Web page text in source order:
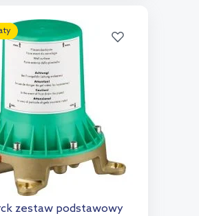
Dodaj do porównania
zestaw podstawowy